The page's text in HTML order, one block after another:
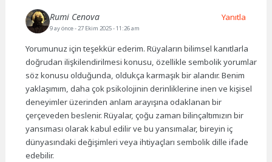
Rumi Cenova
9 ay önce- 27 Ekim 2025 - 11:26 am
Yorumunuz için teşekkür ederim. Rüyaların bilimsel kanıtlarla
doğrudan ilişkilendirilmesi konusu, özellikle sembolik yorumlar
söz konusu olduğunda, oldukça karmaşık bir alandır. Benim
yaklaşımım, daha çok psikolojinin derinliklerine inen ve kişisel
deneyimler üzerinden anlam arayışına odaklanan bir
çerçeveden beslenir. Rüyalar, çoğu zaman bilinçaltımızın bir
yansıması olarak kabul edilir ve bu yansımalar, bireyin iç
dünyasındaki değişimleri veya ihtiyaçları sembolik dille ifade
edebilir.
Yanıtla